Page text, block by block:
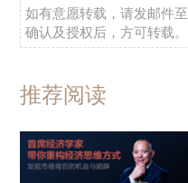
如有意愿转载，请发邮件至
确认及授权后，方可转载。
推荐阅读